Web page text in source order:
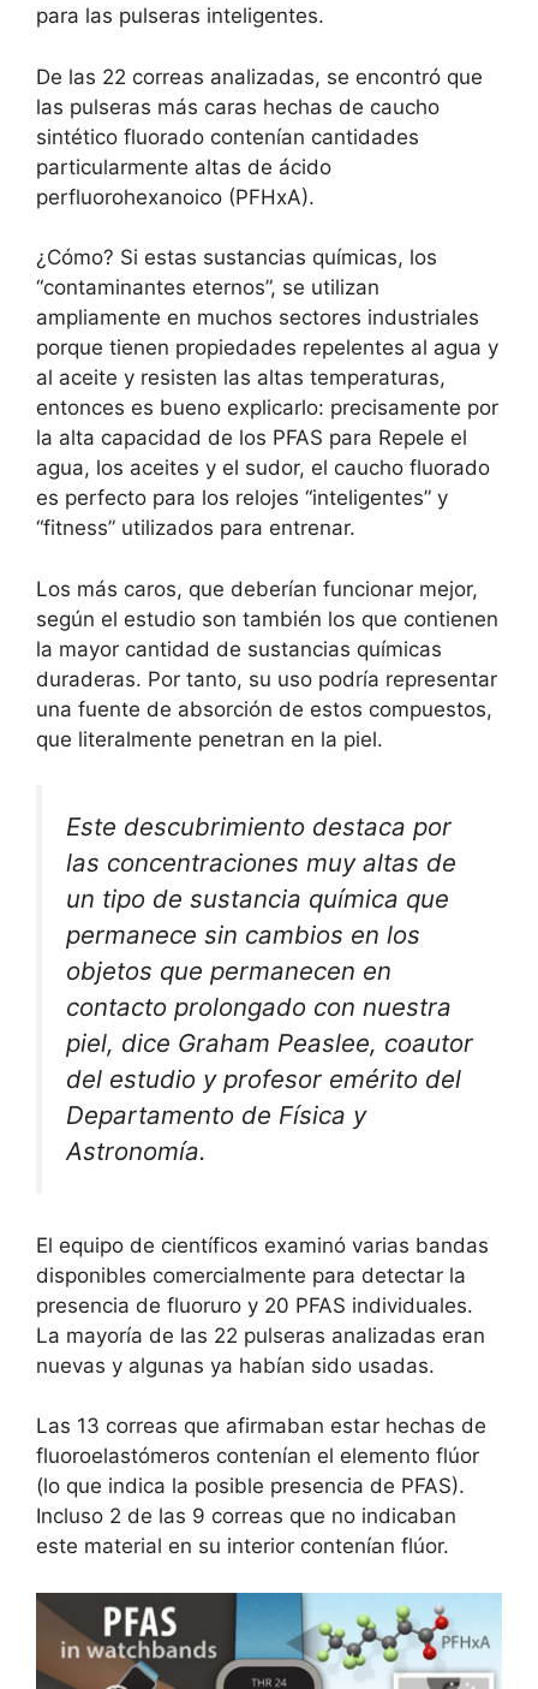
para las pulseras inteligentes.
De las 22 correas analizadas, se encontró que
las pulseras más caras hechas de caucho
sintético fluorado contenían cantidades
particularmente altas de ácido
perfluorohexanoico (PFHxA).
¿Cómo? Si estas sustancias químicas, los
“contaminantes eternos”, se utilizan
ampliamente en muchos sectores industriales
porque tienen propiedades repelentes al agua y
al aceite y resisten las altas temperaturas,
entonces es bueno explicarlo: precisamente por
la alta capacidad de los PFAS para Repele el
agua, los aceites y el sudor, el caucho fluorado
es perfecto para los relojes “inteligentes” y
“fitness” utilizados para entrenar.
Los más caros, que deberían funcionar mejor,
según el estudio son también los que contienen
la mayor cantidad de sustancias químicas
duraderas. Por tanto, su uso podría representar
una fuente de absorción de estos compuestos,
que literalmente penetran en la piel.
Este descubrimiento destaca por
las concentraciones muy altas de
un tipo de sustancia química que
permanece sin cambios en los
objetos que permanecen en
contacto prolongado con nuestra
piel, dice Graham Peaslee, coautor
del estudio y profesor emérito del
Departamento de Física y
Astronomía.
El equipo de científicos examinó varias bandas
disponibles comercialmente para detectar la
presencia de fluoruro y 20 PFAS individuales.
La mayoría de las 22 pulseras analizadas eran
nuevas y algunas ya habían sido usadas.
Las 13 correas que afirmaban estar hechas de
fluoroelastómeros contenían el elemento flúor
(lo que indica la posible presencia de PFAS).
Incluso 2 de las 9 correas que no indicaban
este material en su interior contenían flúor.